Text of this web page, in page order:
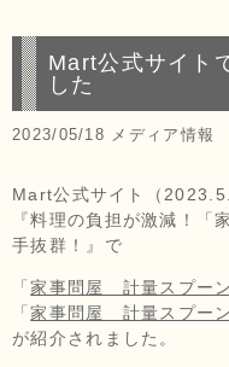
Mart公式サイト
した
2023/05/18 メディア情報
Mart公式サイト（
『料理の負担が激減！「
手抜群！』で
「家事問屋 計量スプー
「家事問屋 計量スプー
が紹介されました。